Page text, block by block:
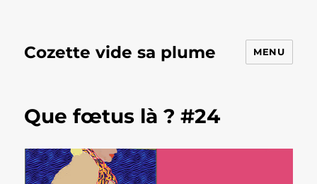
Cozette vide sa plume MENU
Que fœtus là ? #24